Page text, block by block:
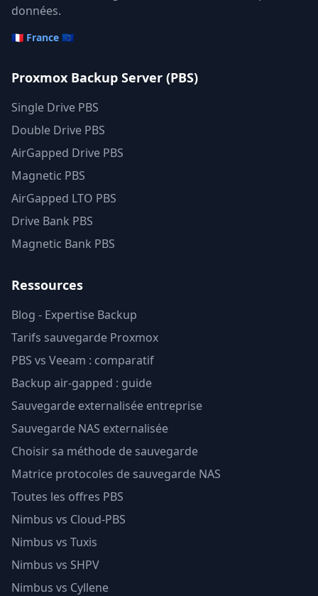
données.
🇫🇷 France 🇪🇺
Proxmox Backup Server (PBS)
Single Drive PBS
Double Drive PBS
AirGapped Drive PBS
Magnetic PBS
AirGapped LTO PBS
Drive Bank PBS
Magnetic Bank PBS
Ressources
Blog - Expertise Backup
Tarifs sauvegarde Proxmox
PBS vs Veeam : comparatif
Backup air-gapped : guide
Sauvegarde externalisée entreprise
Sauvegarde NAS externalisée
Choisir sa méthode de sauvegarde
Matrice protocoles de sauvegarde NAS
Toutes les offres PBS
Nimbus vs Cloud-PBS
Nimbus vs Tuxis
Nimbus vs SHPV
Nimbus vs Cyllene